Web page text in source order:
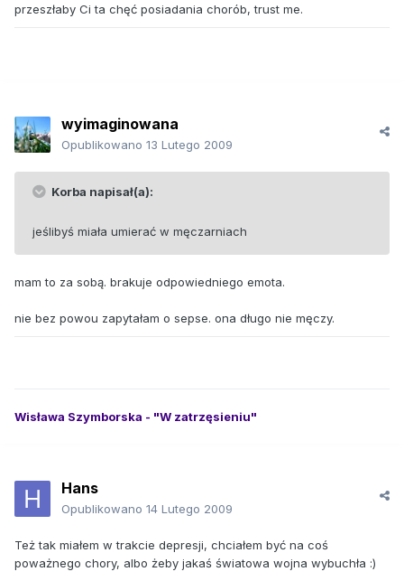
przeszłaby Ci ta chęć posiadania chorób, trust me.
wyimaginowana
Opublikowano 13 Lutego 2009
Korba napisał(a):
jeślibyś miała umierać w męczarniach
mam to za sobą. brakuje odpowiedniego emota.
nie bez powou zapytałam o sepse. ona długo nie męczy.
Wisława Szymborska - "W zatrzęsieniu"
Hans
Opublikowano 14 Lutego 2009
Też tak miałem w trakcie depresji, chciałem być na coś
poważnego chory, albo żeby jakaś światowa wojna wybuchła :)